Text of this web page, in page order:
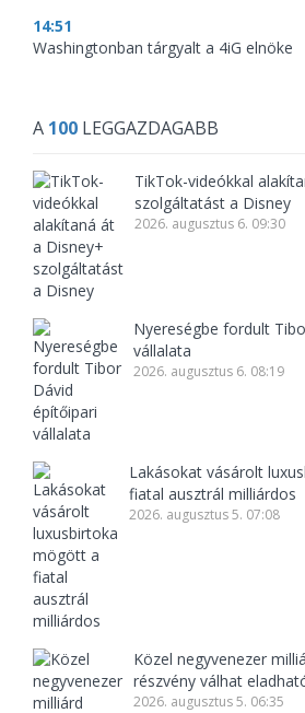
14:51
Washingtonban tárgyalt a 4iG elnöke
A 100 LEGGAZDAGABB
TikTok-videókkal
szolgáltatást a Disney
2026. augusztus 6. 09:30
Nyereségbe fordult
vállalata
2026. augusztus 6. 08:19
Lakásokat vásárolt
fiatal ausztrál milliárdos
2026. augusztus 5. 07:08
Közel negyvenezer
részvény válhat
2026. augusztus 5. 06:35